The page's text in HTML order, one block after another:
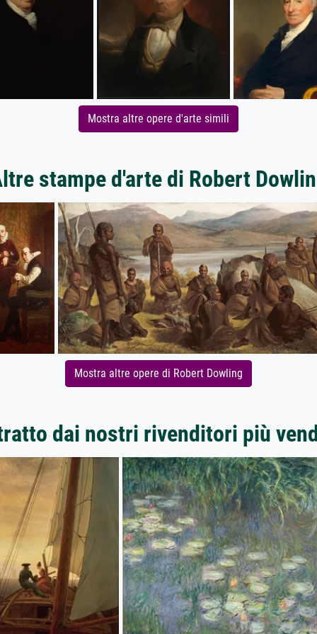
Mostra altre opere d'arte simili
stampe d'arte di Robert
Mostra altre opere di Robert Dowling
dai nostri rivenditori più